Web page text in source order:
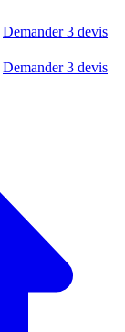
Demander 3 devis
Demander 3 devis